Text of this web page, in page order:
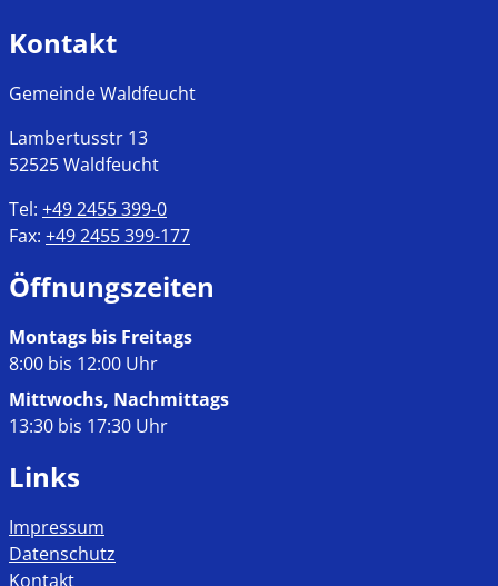
Kontakt
Gemeinde Waldfeucht
Lambertusstr 13
52525Waldfeucht
Tel: +49 2455 399-0
Fax: +49 2455 399-177
Öffnungszeiten
Montags bis Freitags
8:00 bis 12:00 Uhr
Mittwochs, Nachmittags
13:30 bis 17:30 Uhr
Links
Impressum
Datenschutz
Kontakt